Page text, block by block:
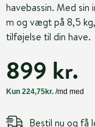
havebassin. Med
m og vægt på 8,5
tilføjelse til din have.
899 kr.
Bestil nu og få